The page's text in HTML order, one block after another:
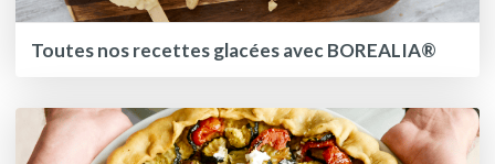
Toutes nos recettes glacées avec BOREALIA®